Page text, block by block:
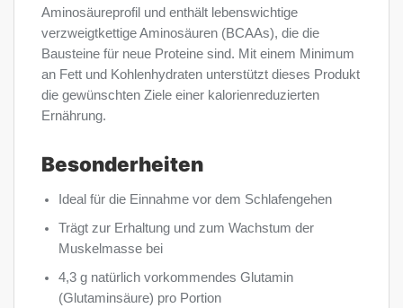
Aminosäureprofil und enthält lebenswichtige
verzweigtkettige Aminosäuren (BCAAs), die die
Bausteine für neue Proteine sind. Mit einem Minimum
an Fett und Kohlenhydraten unterstützt dieses Produkt
die gewünschten Ziele einer kalorienreduzierten
Ernährung.
Besonderheiten
Ideal für die Einnahme vor dem Schlafengehen
Trägt zur Erhaltung und zum Wachstum der
Muskelmasse bei
4,3 g natürlich vorkommendes Glutamin
(Glutaminsäure) pro Portion